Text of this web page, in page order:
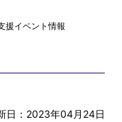
援イベント情報
日：2023年04月24日